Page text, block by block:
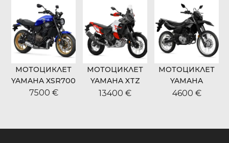
МОТОЦИКЛЕТ
YAMAHA XSR700
7500 €
МОТОЦИКЛЕТ
YAMAHA XTZ
700 TENERE
13400 €
МОТОЦИКЛЕТ
YAMAHA
WR125R
4600 €